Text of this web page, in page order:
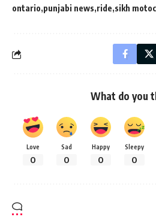
ontario punjabi news ride sikh
What do you
Love
0
Sad
0
Happy
0
Sleepy
0